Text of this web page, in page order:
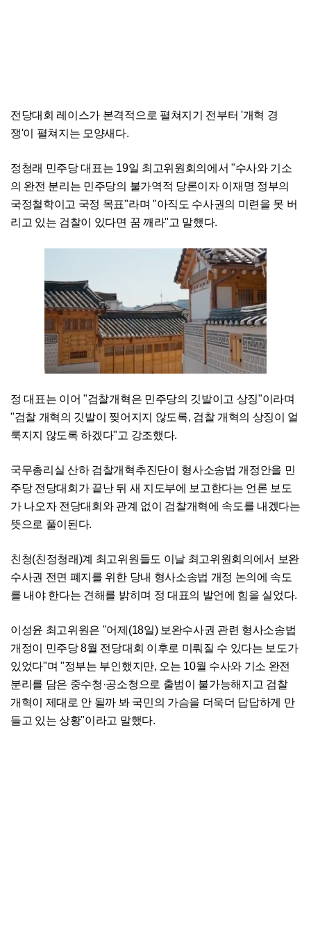
전당대회 레이스가 본격적으로 펼쳐지기 전부터 '개혁 경
쟁'이 펼쳐지는 모양새다.
정청래 민주당 대표는 19일 최고위원회의에서 "수사와 기소
의 완전 분리는 민주당의 불가역적 당론이자 이재명 정부의
국정철학이고 국정 목표"라며 "아직도 수사권의 미련을 못 버
리고 있는 검찰이 있다면 꿈 깨라"고 말했다.
정 대표는 이어 "검찰개혁은 민주당의 깃발이고 상징"이라며
"검찰 개혁의 깃발이 찢어지지 않도록, 검찰 개혁의 상징이 얼
룩지지 않도록 하겠다"고 강조했다.
국무총리실 산하 검찰개혁추진단이 형사소송법 개정안을 민
주당 전당대회가 끝난 뒤 새 지도부에 보고한다는 언론 보도
가 나오자 전당대회와 관계 없이 검찰개혁에 속도를 내겠다는
뜻으로 풀이된다.
친청(친정청래)계 최고위원들도 이날 최고위원회의에서 보완
수사권 전면 폐지를 위한 당내 형사소송법 개정 논의에 속도
를 내야 한다는 견해를 밝히며 정 대표의 발언에 힘을 실었다.
이성윤 최고위원은 "어제(18일) 보완수사권 관련 형사소송법
개정이 민주당 8월 전당대회 이후로 미뤄질 수 있다는 보도가
있었다"며 "정부는 부인했지만, 오는 10월 수사와 기소 완전
분리를 담은 중수청·공소청으로 출범이 불가능해지고 검찰
개혁이 제대로 안 될까 봐 국민의 가슴을 더욱더 답답하게 만
들고 있는 상황"이라고 말했다.